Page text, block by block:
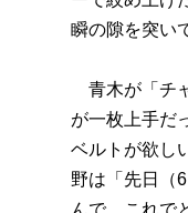
瞬の隙を突い
青木が「チ
が一枚上手だ
ベルトが欲し
野は「先日（